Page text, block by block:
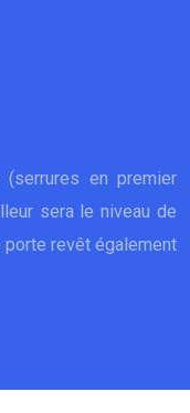
en premier
sera le niveau de
porte revêt également